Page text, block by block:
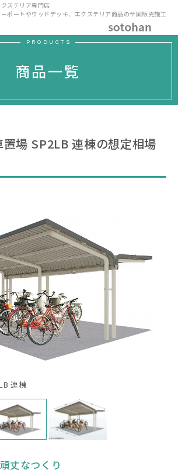
ステリア専門店
ーポートやウッドデッキ、エクステリア商品の全国販売施工
PRODUCTS
商品一覧
場 SP2LB 連棟の想定相場
連棟
丈なつくり